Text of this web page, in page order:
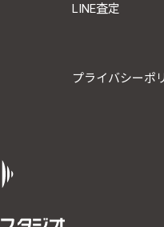
LINE査定
プライバシーポ